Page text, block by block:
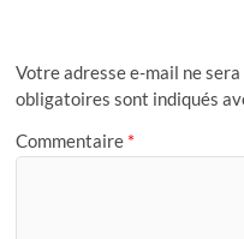
Votre adresse e-mail ne sera
obligatoires sont indiqués
Commentaire *